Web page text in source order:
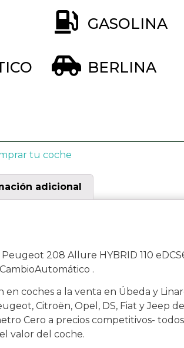
GASOLINA
BERLINA
tu coche
adicional
208 Allure HYBRID 110
.
en coches a la venta en Úbeda y
Citroën, Opel, DS, Fiat y Jeep
Cero a precios competitivos-
valor del coche.